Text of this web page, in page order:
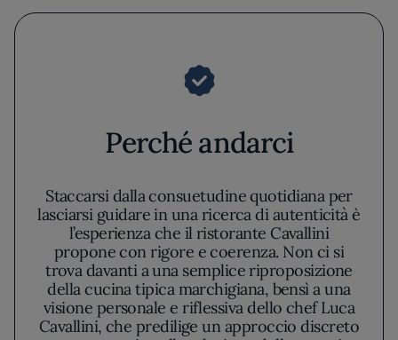
Perché andarci
Staccarsi dalla consuetudine quotidiana per
lasciarsi guidare in una ricerca di autenticità è
l’esperienza che il ristorante Cavallini
propone con rigore e coerenza. Non ci si
trova davanti a una semplice riproposizione
della cucina tipica marchigiana, bensì a una
visione personale e riflessiva dello chef Luca
Cavallini, che predilige un approccio discreto